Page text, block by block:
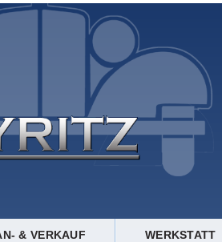
& VERKAUF WERKSTATT